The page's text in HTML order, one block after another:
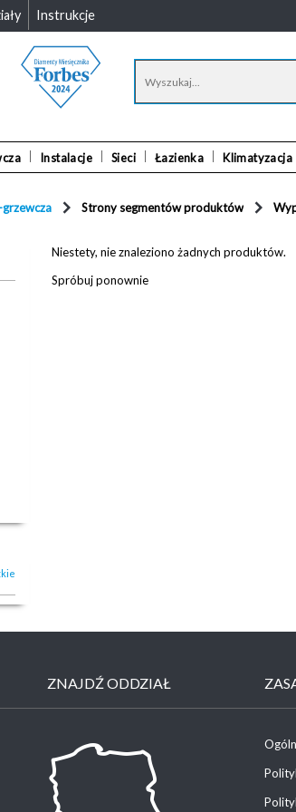
Instrukcje
Instalacje Sieci Łazienka Klimatyzacja
Strony segmentów produktów
Niestety, nie znaleziono żadnych produktów.
Spróbuj ponownie
ZNAJDŹ ODDZIAŁ